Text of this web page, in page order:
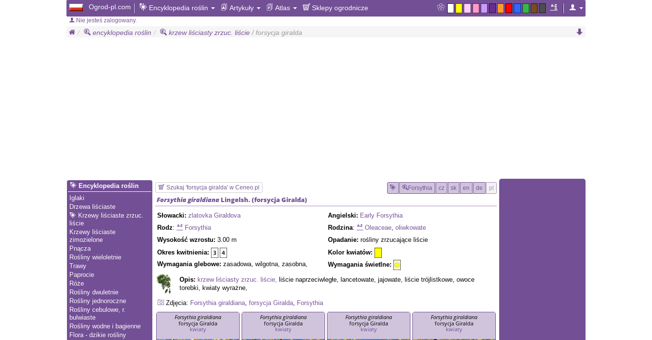
Ogrod-pl.com Encyklopedia roślin Artykuły Atlas Sklepy ogrodnicze
Nie jesteś zalogowany.
encyklopedia roślin krzew liściasty zrzuc. liście / forsycja giralda
Forsythia cz sk en de pl
Szukaj 'forsycja giralda' w Ceneo.pl
Forsythia giraldiana Lingelsh. (forsycja Giralda)
Słowacki: zlatovka Giraldova Angielski: Early Forsythia
Rodz: Forsythia Rodzina: Oleaceae, oliwkowate
Wysokość wzrostu: 3.00 m Opadanie: rośliny zrzucające liście
Okres kwitnienia:
Kolor kwiatów:
Wymagania glebowe: zasadowa, wilgotna, zasobna, Wymagania świetlne:
Opis: krzew liściasty zrzuc. liście,liście naprzeciwległe, lancetowate, jajowate, liście trójlistkowe, owoce
torebki, kwiaty wyrażne,
Zdjęcia: Forsythia giraldiana,forsycja Giralda, Forsythia
Forsythia giraldiana
forsycja Giralda
kwiaty
Forsythia giraldiana
forsycja Giralda
kwiaty
Forsythia giraldiana
forsycja Giralda
kwiaty
Forsythia giraldiana
forsycja Giralda
kwiaty
Encyklopedia roślin
Iglaki
Drzewa liściaste
Krzewy liściaste zrzuc.
liście
Krzewy liściaste
zimozielone
Pnącza
Rośliny wieloletnie
Trawy
Paprocie
Róże
Rośliny dwuletnie
Rośliny jednoroczne
Rośliny cebulowe, r.
bulwiaste
Rośliny wodne i bagienne
Flora - dzikie rośliny